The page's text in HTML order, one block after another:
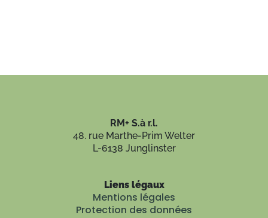
RM+ S.à r.l.
48. rue Marthe-Prim Welter
L-6138 Junglinster
Liens légaux
Mentions légales
Protection des données